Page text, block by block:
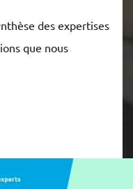
des expertises
que nous